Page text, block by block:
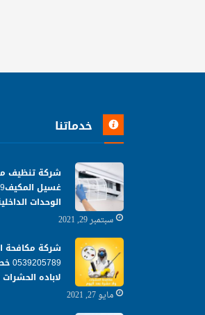
خدماتنا
الوحدات
سبتمبر 29, 2021
شركة مكافحة
لاباده
مايو 27, 2021